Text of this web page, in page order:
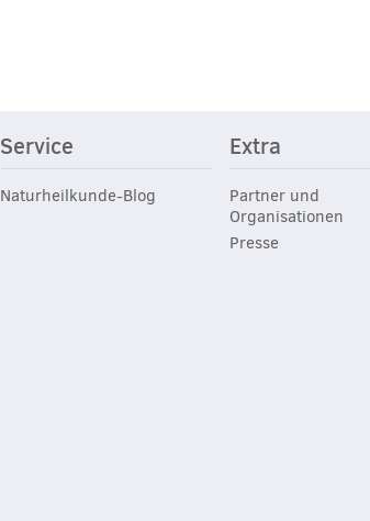
Service
Naturheilkunde-Blog
Extra
Partner und
Organisationen
Presse